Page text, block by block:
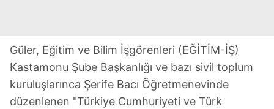
Güler, Eğitim ve Bilim İşgörenleri (EĞİTİM-İŞ)
Kastamonu Şube Başkanlığı ve bazı sivil toplum
kuruluşlarınca Şerife Bacı Öğretmenevinde
düzenlenen "Türkiye Cumhuriyeti ve Türk